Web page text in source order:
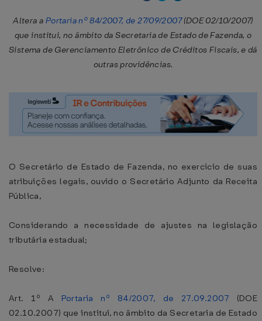
Altera a Portaria nº 84/2007, de 27/09/2007(DOE 02/10/2007)
que institui, no âmbito da Secretaria de Estado de Fazenda, o
Sistema de Gerenciamento Eletrônico de Créditos Fiscais, e dá
outras providências.
O Secretário de Estado de Fazenda, no exercício de suas
atribuições legais, ouvido o Secretário Adjunto da Receita
Pública,
Considerando a necessidade de ajustes na legislação
tributária estadual;
Resolve:
Art. 1º A Portaria nº 84/2007, de 27.09.2007 (DOE
02.10.2007) que institui, no âmbito da Secretaria de Estado